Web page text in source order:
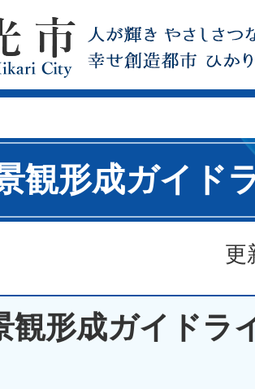
観形成ガイド
更
観形成ガイドラ